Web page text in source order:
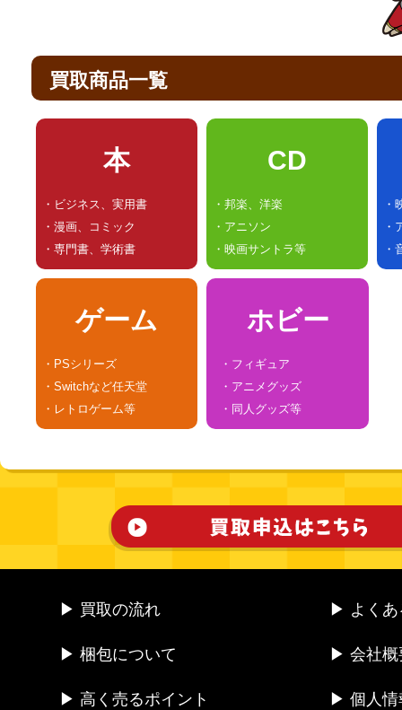
買取商品一覧
本
・ビジネス、実用書
・漫画、コミック
・専門書、学術書
CD
・邦楽、洋楽
・アニソン
・映画サントラ等
・
・
・
ゲーム
・PSシリーズ
・Switchなど任天堂
・レトロゲーム等
ホビー
・フィギュア
・アニメグッズ
・同人グッズ等
▶ 買取の流れ
▶ 梱包について
▶ 高く売るポイント
▶ よくあ
▶ 会社概
▶ 個人情